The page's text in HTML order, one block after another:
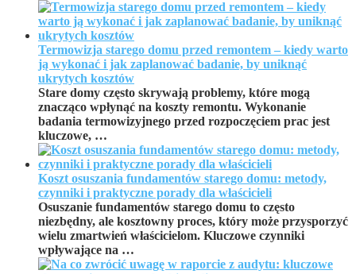
Termowizja starego domu przed remontem – kiedy warto
ją wykonać i jak zaplanować badanie, by uniknąć
ukrytych kosztów
Stare domy często skrywają problemy, które mogą
znacząco wpłynąć na koszty remontu. Wykonanie
badania termowizyjnego przed rozpoczęciem prac jest
kluczowe, …
Koszt osuszania fundamentów starego domu: metody,
czynniki i praktyczne porady dla właścicieli
Osuszanie fundamentów starego domu to często
niezbędny, ale kosztowny proces, który może przysporzyć
wielu zmartwień właścicielom. Kluczowe czynniki
wpływające na …